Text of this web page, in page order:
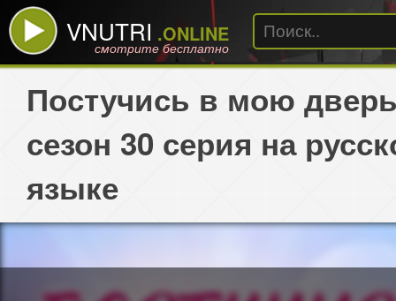
VNUTRI .ONLINE
смотрите бесплатно
Постучись в мою
сезон 30 серия на
языке